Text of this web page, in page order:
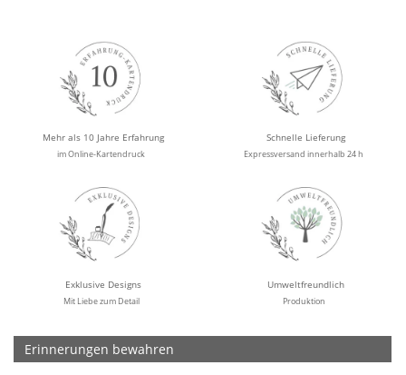
Mehr als 10 Jahre Erfahrung
im Online-Kartendruck
Schnelle Lieferung
Expressversand innerhalb 24 h
Exklusive Designs
Mit Liebe zum Detail
Umweltfreundlich
Produktion
Erinnerungen bewahren